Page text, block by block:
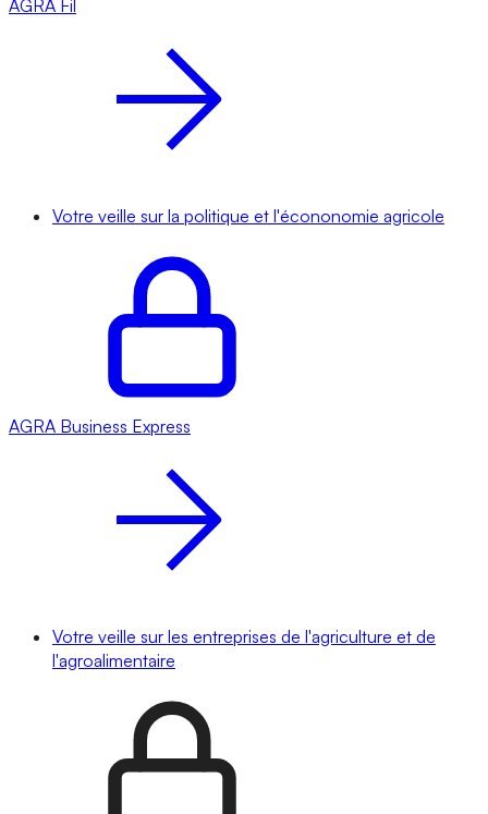
AGRA Fil
Votre veille sur la politique et l'écononomie agricole
AGRA Business Express
Votre veille sur les entreprises de l'agriculture et de
l'agroalimentaire